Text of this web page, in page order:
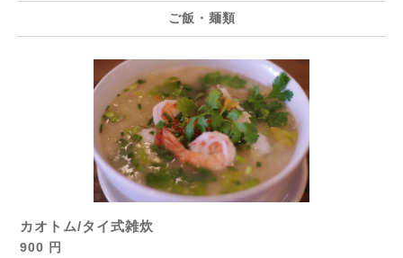
ご飯・麺類
カオトム/タイ式雑炊
900 円